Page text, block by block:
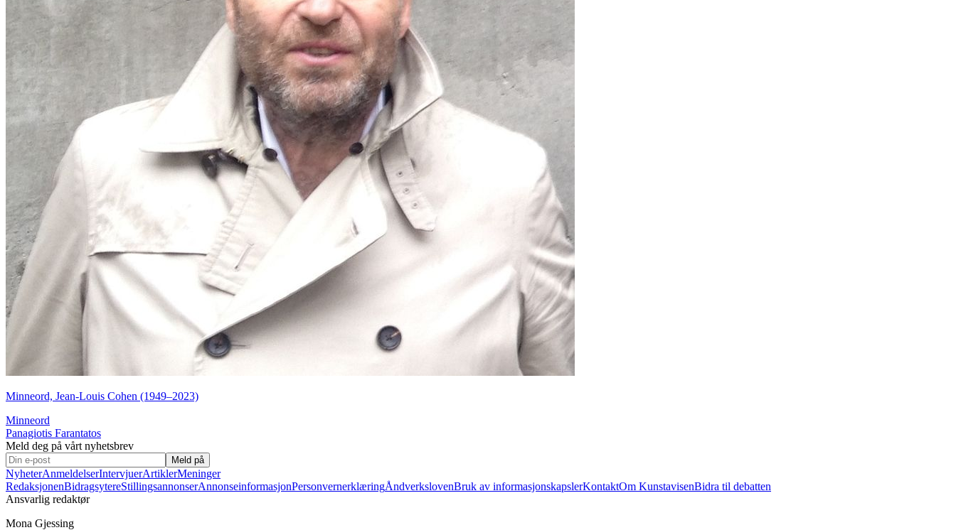
Minneord, Jean-Louis Cohen (1949–2023)
Minneord
Panagiotis Farantatos
Meld deg på vårt nyhetsbrev
Meld på
NyheterAnmeldelserIntervjuerArtiklerMeninger
RedaksjonenBidragsytereStillingsannonserAnnonseinformasjonPersonvernerklæringÅndverkslovenBruk av informasjonskapslerKontaktOm KunstavisenBidra til debatten
Ansvarlig redaktør
Mona Gjessing